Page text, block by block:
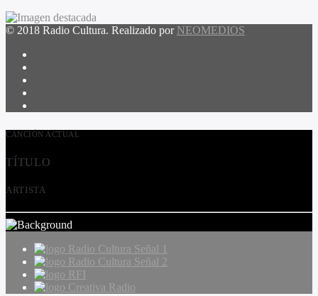
© 2018 Radio Cultura. Realizado por NEOMEDIOS
CANCIÓN ACTUAL
TÍTULO
ARTISTA
Radio Cultura Señal 1
Radio Cultura Señal 2
RFI
Creativa Radio